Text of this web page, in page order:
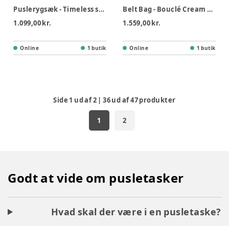
Puslerygsæk - Timeless sand
1.099,00 kr.
Online 1 butik
Belt Bag - Bouclé Cream White
1.559,00 kr.
Online 1 butik
Side 1 ud af2 |36ud af47produkter
1 2
Godt at vide om pusletasker
Hvad skal der være i en pusletaske?